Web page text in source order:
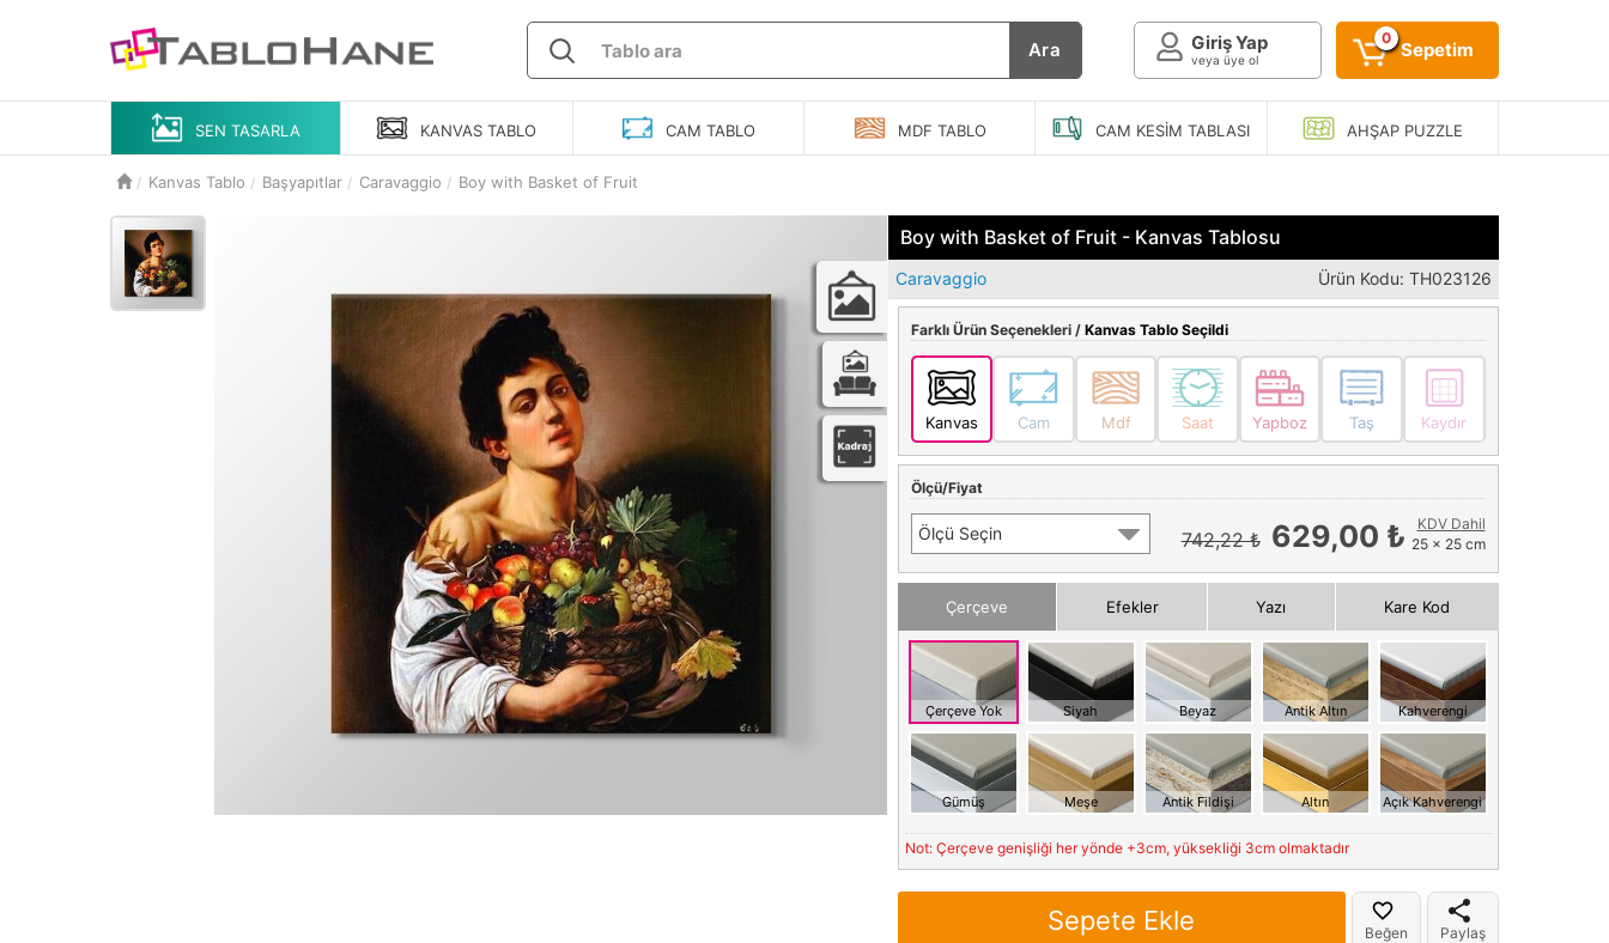
Ara Giriş Yap
veya üye ol
0
Sepetim
SEN TASARLA KANVAS TABLO CAM TABLO MDF TABLO CAM KESIM TABLASI AHŞAPPUZZLE
Kanvas Tablo Başyapıtlar Caravaggio Boy with Basket of Fruit
Boy with Basket of Fruit - Kanvas Tablosu
Caravaggio Ürün Kodu: TH023126
Farklı Ürün Seçenekleri / Kanvas Tablo Seçildi
Kanvas Cam Mdf Saat Yapboz Taş Kaydır
Ölçü/Fiyat
Ölçü Seçin 742,22 ₺ 629,00 ₺
KDV Dahil
25 x 25 cm
Çerçeve Efekler Yazı Kare Kod
Çerçeve Yok Siyah Beyaz Antik Altın Kahverengi
Gümüş Meşe Antik Fildişi Altın Açık Kahverengi
Not: Çerçeve genişliği her yönde +3cm, yüksekliği 3cm olmaktadır
Sepete Ekle Beğen Paylaş